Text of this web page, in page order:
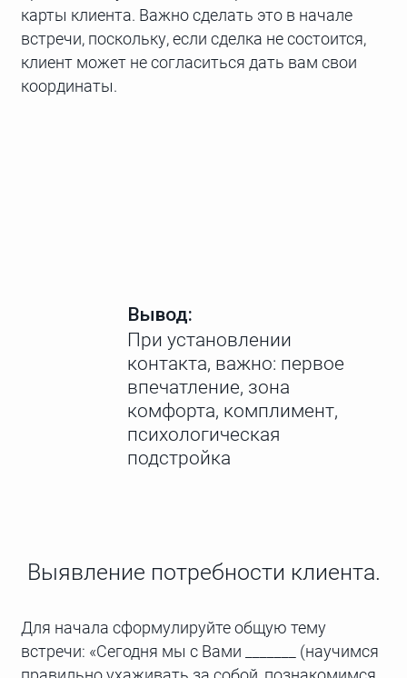
карты клиента. Важно сделать это в начале
встречи, поскольку, если сделка не состоится,
клиент может не согласиться дать вам свои
координаты.
Вывод:
При установлении
контакта, важно: первое
впечатление, зона
комфорта, комплимент,
психологическая
подстройка
Выявление потребности клиента.
Для начала сформулируйте общую тему
встречи: «Сегодня мы с Вами _______ (научимся